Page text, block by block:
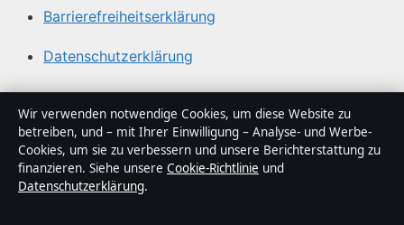
Barrierefreiheitserklärung
Datenschutzerklärung
Über Gegenwart24 in Kürze
Gegenwart24 ist ein unabhängiger digitaler
Nachrichtenanbieter mit Fokus auf Politik, Wirtschaft,
Technik und Gesellschaft in Deutschland. Jeder Artikel
Wir verwenden notwendige Cookies, um diese Website zu
betreiben, und – mit Ihrer Einwilligung – Analyse- und Werbe-
Cookies, um sie zu verbessern und unsere Berichterstattung zu
finanzieren. Siehe unsere Cookie-Richtlinie und
Datenschutzerklärung.